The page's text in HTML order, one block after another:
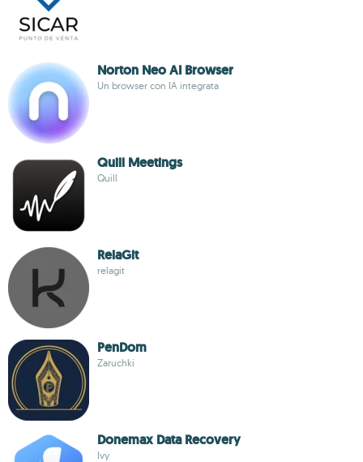
Norton Neo AI Browser
Un browser con IA integrata
Quill Meetings
Quill
RelaGit
relagit
PenDom
Zaruchki
Donemax Data Recovery
Ivy